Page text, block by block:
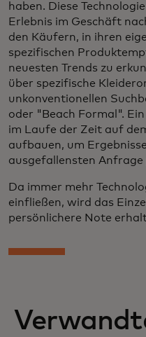
haben. Diese
Erlebnis im Geschäft
den Käufern, in ihren
spezifischen
neuesten Trends zu
über spezifische
unkonventionellen
oder "Beach Formal".
im Laufe der Zeit auf
aufbauen, um
ausgefallensten
Da immer mehr
einfließen, wird das
persönlichere Note